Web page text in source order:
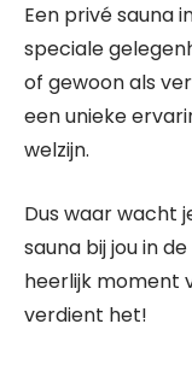
Een privé sauna
speciale
of gewoon als
een unieke
welzijn.
Dus waar wacht
sauna bij jou in
heerlijk moment
verdient het!